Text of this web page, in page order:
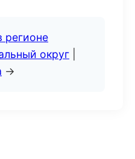
регионе
округ
→